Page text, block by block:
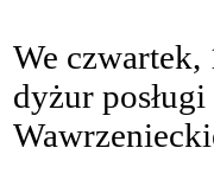
We czwartek,
dyżur